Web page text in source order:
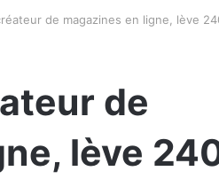
de magazines en ligne, lève
de
lève